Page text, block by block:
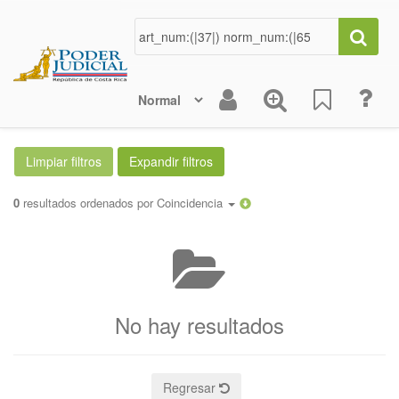
0 resultados ordenados por Coincidencia
No hay resultados
Regresar